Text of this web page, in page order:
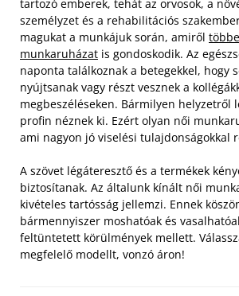
tartozó emberek, tehát az orvosok, a
személyzet és a rehabilitációs
magukat a munkájuk során, amiről
munkaruházat is gondoskodik. Az
naponta találkoznak a betegekkel, hogy
nyújtsanak vagy részt vesznek a
megbeszéléseken. Bármilyen helyzetről
profin néznek ki. Ezért olyan női
ami nagyon jó viselési tulajdonságokkal
A szövet légáteresztő és a termékek
biztosítanak. Az általunk kínált női
kivételes tartósság jellemzi. Ennek
bármennyiszer moshatóak és
feltüntetett körülmények mellett.
megfelelő modellt, vonzó áron!